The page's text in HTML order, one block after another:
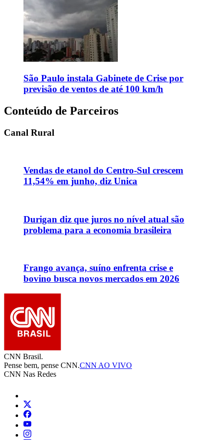
São Paulo instala Gabinete de Crise por
previsão de ventos de até 100 km/h
Conteúdo de Parceiros
Canal Rural
Vendas de etanol do Centro-Sul crescem
11,54% em junho, diz Unica
Durigan diz que juros no nível atual são
problema para a economia brasileira
Frango avança, suíno enfrenta crise e
bovino busca novos mercados em 2026
CNN Brasil.
Pense bem, pense CNN.CNN AO VIVO
CNN Nas Redes